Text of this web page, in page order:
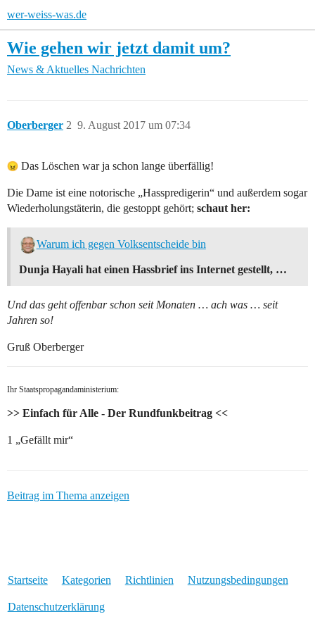
wer-weiss-was.de
Wie gehen wir jetzt damit um?
News & Aktuelles Nachrichten
Oberberger 9. August 2017 um 07:34
2
Das Löschen war ja schon lange überfällig!
Die Dame ist eine notorische „Hasspredigerin“ und außerdem sogar
Wiederholungstäterin, die gestoppt gehört; schaut her:
Warum ich gegen Volksentscheide bin
Dunja Hayali hat einen Hassbrief ins Internet gestellt, …
Und das geht offenbar schon seit Monaten … ach was … seit
Jahren so!
Gruß Oberberger
Ihr Staatspropagandaministerium:
>> Einfach für Alle - Der Rundfunkbeitrag <<
1 „Gefällt mir“
Beitrag im Thema anzeigen
Startseite Kategorien Richtlinien Nutzungsbedingungen
Datenschutzerklärung